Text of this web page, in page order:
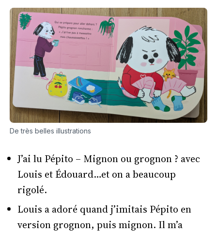
De très belles illustrations
J’ai lu Pépito – Mignon ou grognon ? avec
Louis et Édouard…et on a beaucoup
rigolé.
Louis a adoré quand j’imitais Pépito en
version grognon, puis mignon. Il m’a